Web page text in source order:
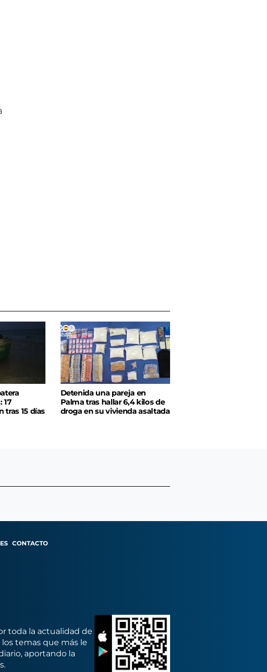
17
tras 15 días
Detenida una pareja en
Palma tras hallar 6,4 kilos de
droga en su vivienda asaltada
CONTACTO
toda la actualidad de
temas que más le
aportando la